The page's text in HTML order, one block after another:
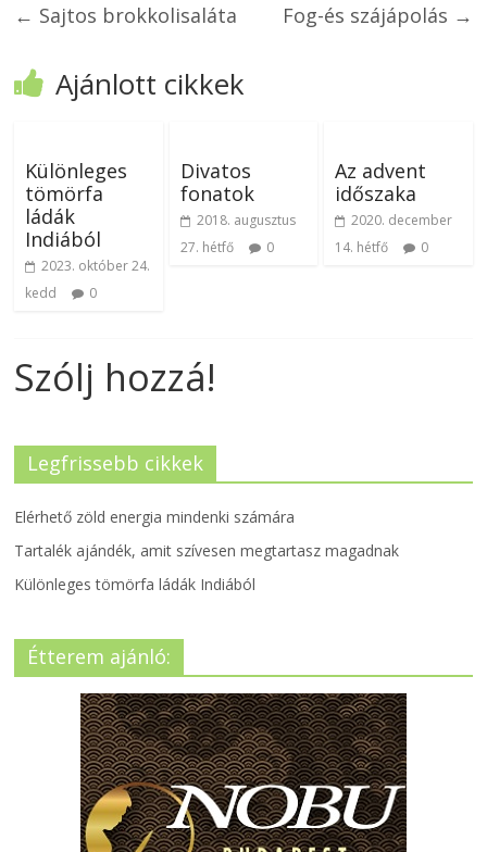
← Sajtos brokkolisaláta Fog-és szájápolás →
Ajánlott cikkek
Különleges
tömörfa
ládák
Indiából
2023. október 24.
kedd
0
Divatos
fonatok
2018. augusztus
27. hétfő
0
Az advent
időszaka
2020. december
14. hétfő
0
Szólj hozzá!
Legfrissebb cikkek
Elérhető zöld energia mindenki számára
Tartalék ajándék, amit szívesen megtartasz magadnak
Különleges tömörfa ládák Indiából
Étterem ajánló: